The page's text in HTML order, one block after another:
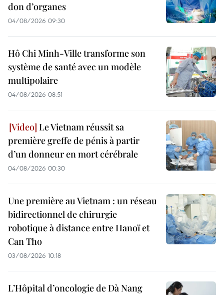
don d’organes
04/08/2026 09:30
Hô Chi Minh-Ville transforme son
système de santé avec un modèle
multipolaire
04/08/2026 08:51
Le Vietnam réussit sa
première greffe de pénis à partir
d’un donneur en mort cérébrale
04/08/2026 00:30
Une première au Vietnam : un réseau
bidirectionnel de chirurgie
robotique à distance entre Hanoï et
Can Tho
03/08/2026 10:18
L’Hôpital d’oncologie de Dà Nang